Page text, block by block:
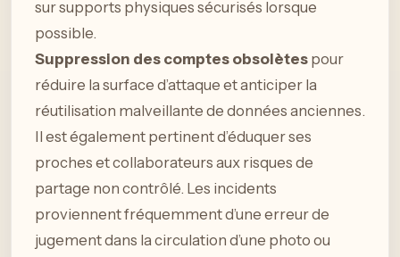
sur supports physiques sécurisés lorsque
possible.
Suppression des comptes obsolètes pour
réduire la surface d’attaque et anticiper la
réutilisation malveillante de données anciennes.
Il est également pertinent d’éduquer ses
proches et collaborateurs aux risques de
partage non contrôlé. Les incidents
proviennent fréquemment d’une erreur de
jugement dans la circulation d’une photo ou